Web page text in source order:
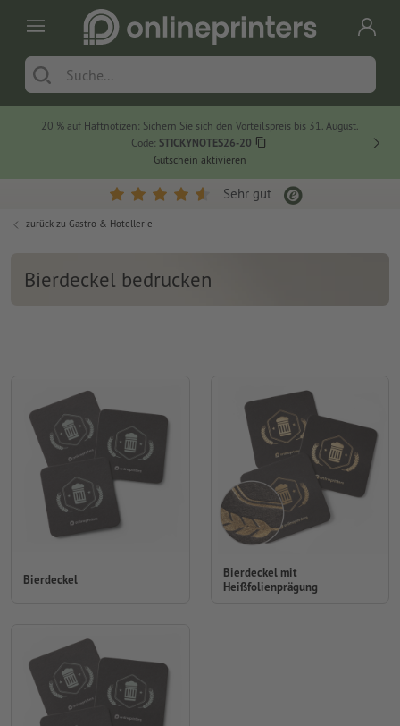
20 % auf Haftnotizen: Sichern Sie sich den Vorteilspreis bis 31. August.
Code: STICKYNOTES26-20
Gutschein aktivieren
Sehr gut
zurück zu Gastro & Hotellerie
Bierdeckel bedrucken
Bierdeckel
Bierdeckel mit
Heißfolienprägung